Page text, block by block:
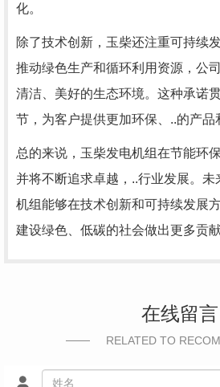
化。
除了技术创新，玉柴还注重可持续
推动绿色生产和循环利用资源，公
清洁、美好的生态环境。这种承诺
节，为客户提供更加环保、..的产品
总的来说，玉柴发电机组在节能环
并将不断追求卓越，..行业发展。
机组能够在技术创新和可持续发展
建设绿色、低碳的社会做出更多贡献
在线留言
RELATED TO